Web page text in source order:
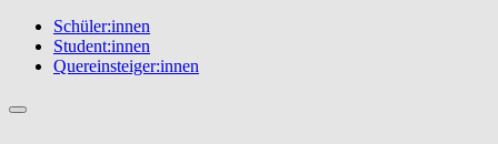
Schüler:innen
Student:innen
Quereinsteiger:innen